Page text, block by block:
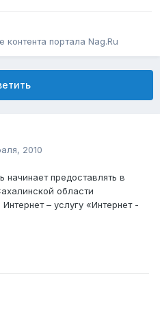
контента портала Nag.Ru
2010
начинает предоставлять в
области
– услугу «Интернет -